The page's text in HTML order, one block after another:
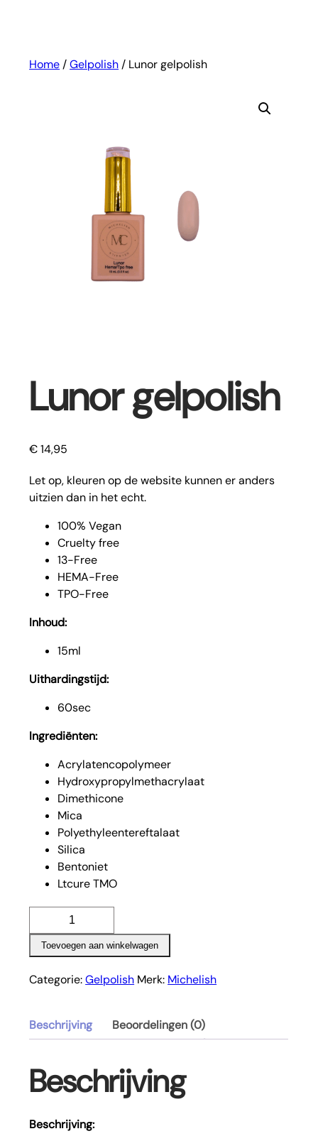
Home /Gelpolish / Lunor gelpolish
Lunor gelpolish
€14,95
Let op, kleuren op de website kunnen er anders
uitzien dan in het echt.
100% Vegan
Cruelty free
13-Free
HEMA-Free
TPO-Free
Inhoud:
15ml
Uithardingstijd:
60sec
Ingrediënten:
Acrylatencopolymeer
Hydroxypropylmethacrylaat
Dimethicone
Mica
Polyethyleentereftalaat
Silica
Bentoniet
Ltcure TMO
gelpolish
aantal
Toevoegen aan winkelwagen
Categorie:Gelpolish Merk: Michelish
Beschrijving Beoordelingen (0)
Beschrijving
Beschrijving: